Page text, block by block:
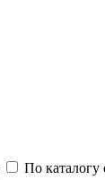
По